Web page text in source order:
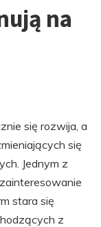
na
się rozwija, a
się
Jednym z
stara się
z